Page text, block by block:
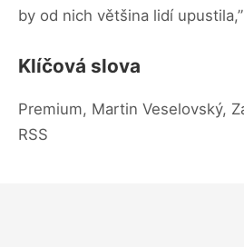
by od nich většina lidí
Klíčová slova
Premium, Martin Veselovský,
RSS